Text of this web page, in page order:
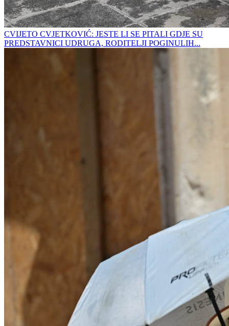
CVIJETO CVJETKOVIĆ: JESTE LI SE PITALI GDJE SU
PREDSTAVNICI UDRUGA, RODITELJI POGINULIH...